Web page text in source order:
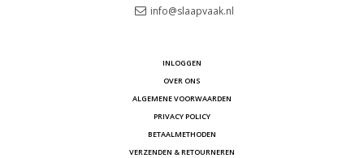
info@slaapvaak.nl
INLOGGEN
OVER ONS
ALGEMENE VOORWAARDEN
PRIVACY POLICY
BETAALMETHODEN
VERZENDEN & RETOURNEREN